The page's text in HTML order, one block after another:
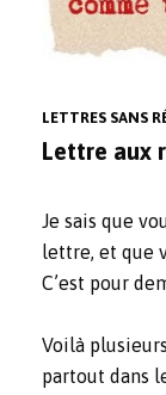
LETTRES SANS
Lettre aux
Je sais que
lettre, et que
C’est pour
Voilà
partout dans